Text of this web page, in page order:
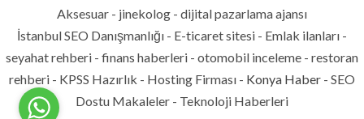
Aksesuar - jinekolog - dijital pazarlama ajansı
İstanbul SEO Danışmanlığı - E-ticaret sitesi - Emlak ilanları -
seyahat rehberi - finans haberleri - otomobil inceleme - restoran
rehberi - KPSS Hazırlık - Hosting Firması - Konya Haber - SEO
Dostu Makaleler - Teknoloji Haberleri